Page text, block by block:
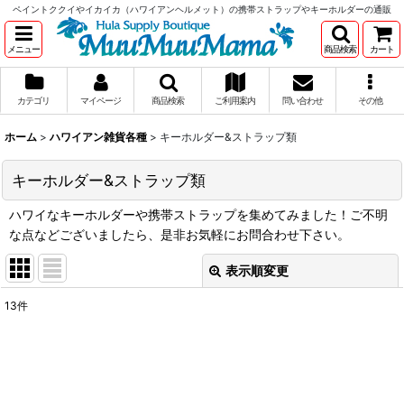
ペイントククイやイカイカ（ハワイアンヘルメット）の携帯ストラップやキーホルダーの通販
メニュー 商品検索 カート
カテゴリ マイページ 商品検索 ご利用案内 問い合わせ その他
ホーム > ハワイアン雑貨各種 > キーホルダー&ストラップ類
キーホルダー&ストラップ類
ハワイなキーホルダーや携帯ストラップを集めてみました！ご不明
な点などございましたら、是非お気軽にお問合わせ下さい。
表示順変更
13件